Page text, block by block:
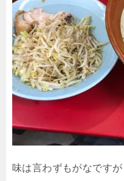
味は言わずもがなですが